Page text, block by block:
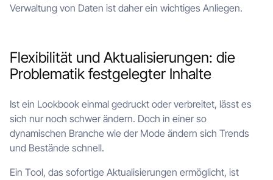
Verwaltung von Daten ist daher ein wichtiges Anliegen.
Flexibilität und Aktualisierungen: die
Problematik festgelegter Inhalte
Ist ein Lookbook einmal gedruckt oder verbreitet, lässt es
sich nur noch schwer ändern. Doch in einer so
dynamischen Branche wie der Mode ändern sich Trends
und Bestände schnell.
Ein Tool, das sofortige Aktualisierungen ermöglicht, ist